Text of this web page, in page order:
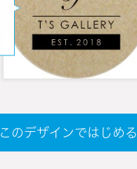
このデザインではじめる